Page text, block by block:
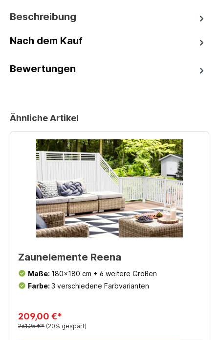
Beschreibung
Nach dem Kauf
Bewertungen
Ähnliche Artikel
Zaunelemente Reena
Maße: 180x180 cm + 6 weitere Größen
Farbe: 3 verschiedene Farbvarianten
209,00 €*
261,25 €* (20% gespart)